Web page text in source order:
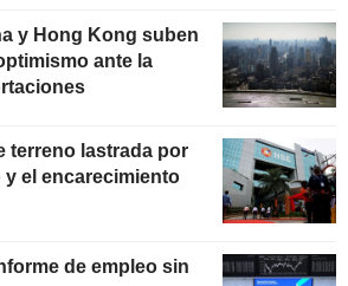
y Hong Kong suben
ante la
terreno lastrada por
el encarecimiento
de empleo sin